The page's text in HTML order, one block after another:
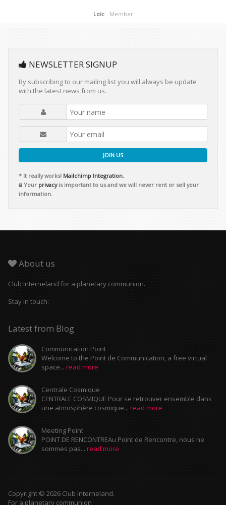
Loic - Member
NEWSLETTER SIGNUP
By subscribing to our mailing list you will always be update
with the latest news from us.
JOIN US
* It really works! Mailchimp Integration.
Your privacyis important to us and we will never rent or sell your
information.
About us
Club Interneland for a planetary communion.
Stay in touch:
Latest from Blog
Communication Point
Welcome to the Point de Communication, a free virtual
space... read more
Centrale Cosmique
CENTRALE COSMIQUE Pour se retrouver ensemble dans
une atmosphère cosmique... read more
Meeting Point
POINT DE RENCONTREAu Point de Rencontre, nous ne
sommes pas... read more
Copyright © 2026 Club Interneland.
For a planetary communion